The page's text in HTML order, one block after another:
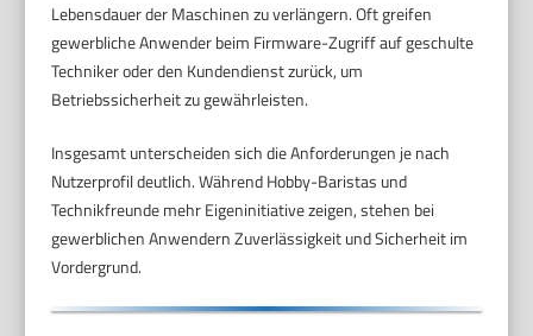
Lebensdauer der Maschinen zu verlängern. Oft greifen
gewerbliche Anwender beim Firmware-Zugriff auf geschulte
Techniker oder den Kundendienst zurück, um
Betriebssicherheit zu gewährleisten.
Insgesamt unterscheiden sich die Anforderungen je nach
Nutzerprofil deutlich. Während Hobby-Baristas und
Technikfreunde mehr Eigeninitiative zeigen, stehen bei
gewerblichen Anwendern Zuverlässigkeit und Sicherheit im
Vordergrund.